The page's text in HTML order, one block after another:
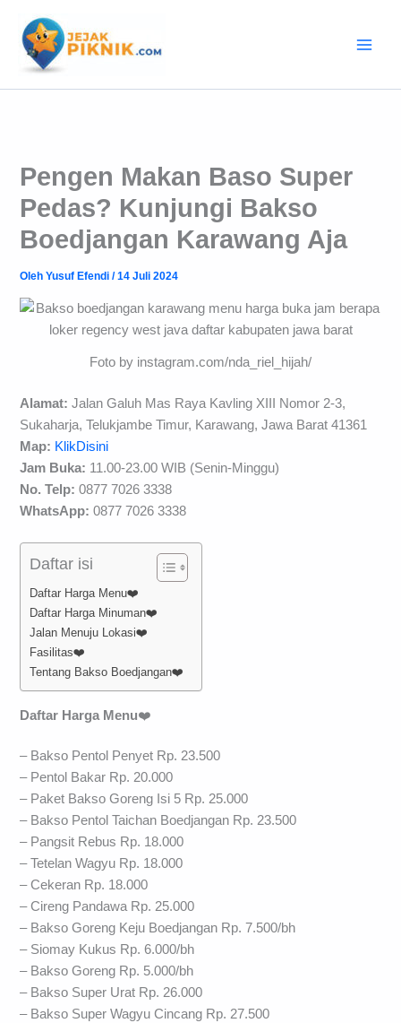
konten
Pengen Makan Baso Super
Pedas? Kunjungi Bakso
Boedjangan Karawang Aja
OlehYusuf Efendi/14 Juli 2024
Foto by instagram.com/nda_riel_hijah/
Alamat: Jalan Galuh Mas Raya Kavling XIII Nomor 2-3,
Sukaharja, Telukjambe Timur, Karawang, Jawa Barat 41361
Map: KlikDisini
Jam Buka: 11.00-23.00 WIB (Senin-Minggu)
No. Telp: 0877 7026 3338
WhatsApp:0877 7026 3338
Daftar isi
Daftar Harga Menu❤️
Daftar Harga Minuman❤️
Jalan Menuju Lokasi❤️
Fasilitas❤️
Tentang Bakso Boedjangan❤️
Daftar Harga Menu❤️
– Bakso Pentol Penyet Rp. 23.500
– Pentol Bakar Rp. 20.000
– Paket Bakso Goreng Isi 5 Rp. 25.000
– Bakso Pentol Taichan Boedjangan Rp. 23.500
– Pangsit Rebus Rp. 18.000
– Tetelan Wagyu Rp. 18.000
– Cekeran Rp. 18.000
– Cireng Pandawa Rp. 25.000
– Bakso Goreng Keju Boedjangan Rp. 7.500/bh
– Siomay Kukus Rp. 6.000/bh
– Bakso Goreng Rp. 5.000/bh
– Bakso Super Urat Rp. 26.000
– Bakso Super Wagyu Cincang Rp. 27.500